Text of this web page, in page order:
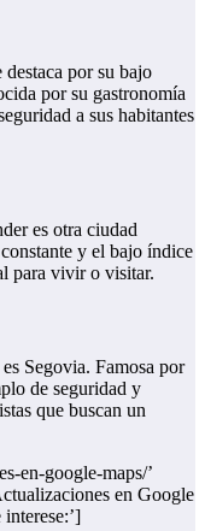
destaca por su bajo
por su gastronomía
a sus habitantes
es otra ciudad
y el bajo índice
para vivir o visitar.
Segovia. Famosa por
de seguridad y
que buscan un
en-google-maps/’
en Google